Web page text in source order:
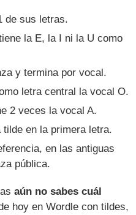
de sus letras.
la E, la I ni la U como
y termina por vocal.
letra central la vocal O.
2 veces la vocal A.
en la primera letra.
en las antiguas
pública.
aún no sabes cuál
hoy en Wordle con tildes,